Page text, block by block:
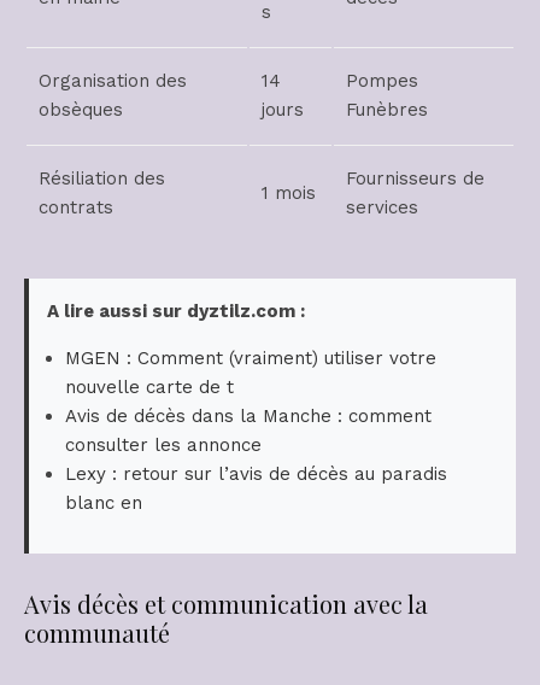
s
Organisation des
obsèques
14
jours
Pompes
Funèbres
Résiliation des
contrats
1 mois
Fournisseurs de
services
A lire aussi sur dyztilz.com :
MGEN : Comment (vraiment) utiliser votre
nouvelle carte de t
Avis de décès dans la Manche : comment
consulter les annonce
Lexy : retour sur l’avis de décès au paradis
blanc en
Avis décès et communication avec la
communauté